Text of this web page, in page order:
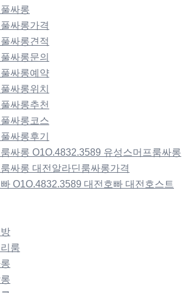
싸롱
싸롱가격
싸롱견적
싸롱문의
싸롱예약
싸롱위치
싸롱추천
싸롱코스
싸롱후기
싸롱 O1O.4832.3589 유성스머프룸싸롱
싸롱 대전알라딘룸싸롱가격
O1O.4832.3589 대전호빠 대전호스트
룸